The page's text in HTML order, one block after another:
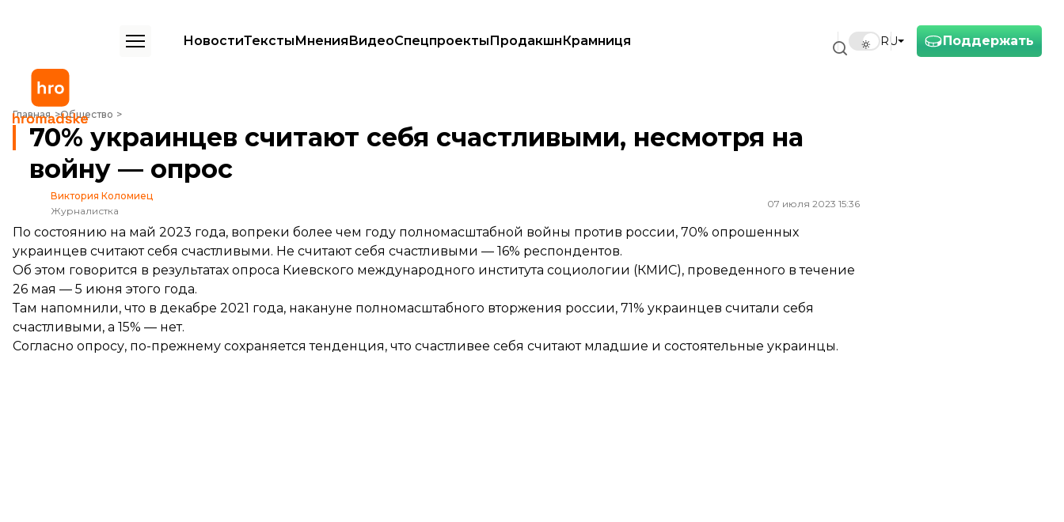
Поддержать
RU
НовостиТекстыМненияВидеоСпецпроектыПродакшнКрамниця
Главная Общество
70% украинцев считают себя счастливыми, несмотря на войну — опрос
70% украинцев считают себя счастливыми, несмотря на
войну — опрос
Виктория Коломиец
Журналистка
07 июля 2023 15:36
По состоянию на май 2023 года, вопреки более чем году полномасштабной войны против россии, 70% опрошенных
украинцев считают себя счастливыми. Не считают себя счастливыми — 16% респондентов.
Об этом говорится в результатах опроса Киевского международного института социологии (КМИС), проведенного в течение
26 мая — 5 июня этого года.
Там напомнили, что в декабре 2021 года, накануне полномасштабного вторжения россии, 71% украинцев считали себя
счастливыми, а 15% — нет.
Согласно опросу, по-прежнему сохраняется тенденция, что счастливее себя считают младшие и состоятельные украинцы.